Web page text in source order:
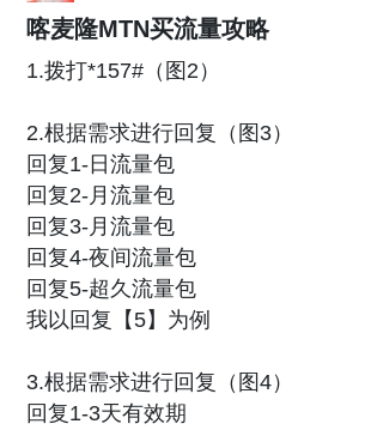
喀麦隆MTN买流量攻略
1.拨打*157#（图2）
2.根据需求进行回复（图3）
回复1-日流量包
回复2-月流量包
回复3-月流量包
回复4-夜间流量包
回复5-超久流量包
我以回复【5】为例
3.根据需求进行回复（图4）
回复1-3天有效期